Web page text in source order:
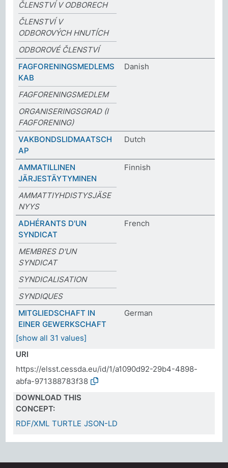
ČLENSTVÍ V ODBORECH
ČLENSTVÍ V
ODBOROVÝCH HNUTÍCH
ODBOROVÉ ČLENSTVÍ
FAGFORENINGSMEDLEMS
KAB
Danish
FAGFORENINGSMEDLEM
ORGANISERINGSGRAD (I
FAGFORENING)
VAKBONDSLIDMAATSCH
AP
Dutch
AMMATILLINEN
JÄRJESTÄYTYMINEN
Finnish
AMMATTIYHDISTYSJÄSE
NYYS
ADHÉRANTS D'UN
SYNDICAT
French
MEMBRES D'UN
SYNDICAT
SYNDICALISATION
SYNDIQUES
MITGLIEDSCHAFT IN
EINER GEWERKSCHAFT
German
[show all 31 values]
URI
https://elsst.cessda.eu/id/1/a1090d92-29b4-4898-
abfa-971388783f38
DOWNLOAD THIS
CONCEPT:
RDF/XML TURTLE JSON-LD